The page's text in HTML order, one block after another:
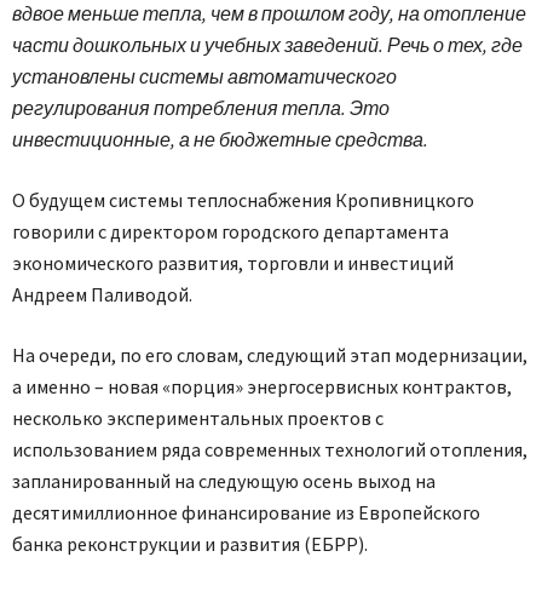
вдвое меньше тепла, чем в прошлом году, на отопление
части дошкольных и учебных заведений. Речь о тех, где
установлены системы автоматического
регулирования потребления тепла. Это
инвестиционные, а не бюджетные средства.
О будущем системы теплоснабжения Кропивницкого
говорили с директором городского департамента
экономического развития, торговли и инвестиций
Андреем Паливодой.
На очереди, по его словам, следующий этап модернизации,
а именно – новая «порция» энергосервисных контрактов,
несколько экспериментальных проектов с
использованием ряда современных технологий отопления,
запланированный на следующую осень выход на
десятимиллионное финансирование из Европейского
банка реконструкции и развития (ЕБРР).